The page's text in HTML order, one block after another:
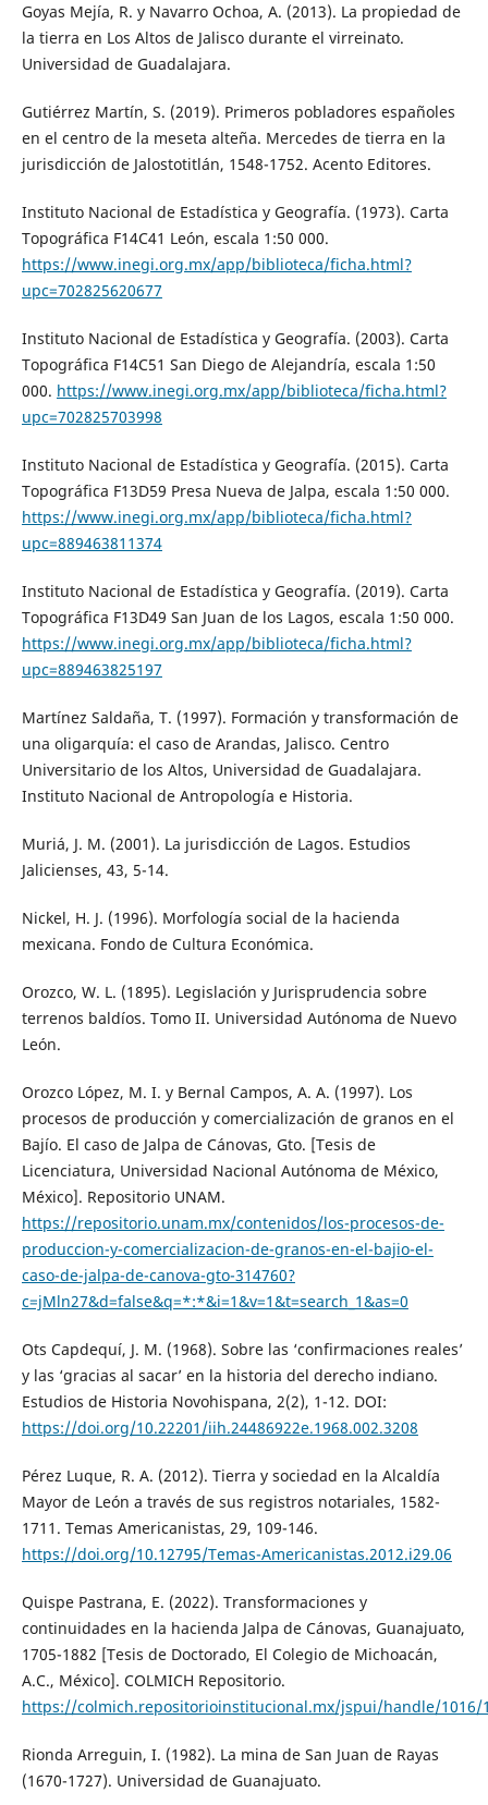
Goyas Mejía, R. y Navarro Ochoa, A. (2013). La propiedad de
la tierra en Los Altos de Jalisco durante el virreinato.
Universidad de Guadalajara.
Gutiérrez Martín, S. (2019). Primeros pobladores españoles
en el centro de la meseta alteña. Mercedes de tierra en la
jurisdicción de Jalostotitlán, 1548-1752. Acento Editores.
Instituto Nacional de Estadística y Geografía. (1973). Carta
Topográfica F14C41 León, escala 1:50 000.
https://www.inegi.org.mx/app/biblioteca/ficha.html?
upc=702825620677
Instituto Nacional de Estadística y Geografía. (2003). Carta
Topográfica F14C51 San Diego de Alejandría, escala 1:50
000. https://www.inegi.org.mx/app/biblioteca/ficha.html?
upc=702825703998
Instituto Nacional de Estadística y Geografía. (2015). Carta
Topográfica F13D59 Presa Nueva de Jalpa, escala 1:50 000.
https://www.inegi.org.mx/app/biblioteca/ficha.html?
upc=889463811374
Instituto Nacional de Estadística y Geografía. (2019). Carta
Topográfica F13D49 San Juan de los Lagos, escala 1:50 000.
https://www.inegi.org.mx/app/biblioteca/ficha.html?
upc=889463825197
Martínez Saldaña, T. (1997). Formación y transformación de
una oligarquía: el caso de Arandas, Jalisco. Centro
Universitario de los Altos, Universidad de Guadalajara.
Instituto Nacional de Antropología e Historia.
Muriá, J. M. (2001). La jurisdicción de Lagos. Estudios
Jalicienses, 43, 5-14.
Nickel, H. J. (1996). Morfología social de la hacienda
mexicana. Fondo de Cultura Económica.
Orozco, W. L. (1895). Legislación y Jurisprudencia sobre
terrenos baldíos. Tomo II. Universidad Autónoma de Nuevo
León.
Orozco López, M. I. y Bernal Campos, A. A. (1997). Los
procesos de producción y comercialización de granos en el
Bajío. El caso de Jalpa de Cánovas, Gto. [Tesis de
Licenciatura, Universidad Nacional Autónoma de México,
México]. Repositorio UNAM.
https://repositorio.unam.mx/contenidos/los-procesos-de-
produccion-y-comercializacion-de-granos-en-el-bajio-el-
caso-de-jalpa-de-canova-gto-314760?
c=jMln27&d=false&q=*:*&i=1&v=1&t=search_1&as=0
Ots Capdequí, J. M. (1968). Sobre las ‘confirmaciones reales’
y las ‘gracias al sacar’ en la historia del derecho indiano.
Estudios de Historia Novohispana, 2(2), 1-12. DOI:
https://doi.org/10.22201/iih.24486922e.1968.002.3208
Pérez Luque, R. A. (2012). Tierra y sociedad en la Alcaldía
Mayor de León a través de sus registros notariales, 1582-
1711. Temas Americanistas, 29, 109-146.
https://doi.org/10.12795/Temas-Americanistas.2012.i29.06
Quispe Pastrana, E. (2022). Transformaciones y
continuidades en la hacienda Jalpa de Cánovas, Guanajuato,
1705-1882 [Tesis de Doctorado, El Colegio de Michoacán,
A.C., México]. COLMICH Repositorio.
https://colmich.repositorioinstitucional.mx/jspui/handle/1016/
Rionda Arreguin, I. (1982). La mina de San Juan de Rayas
(1670-1727). Universidad de Guanajuato.